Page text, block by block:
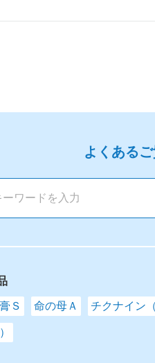
よくある
Ｓ 命の母Ａ チクナイン